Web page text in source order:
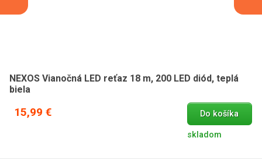
NEXOS Vianočná LED reťaz 18 m, 200 LED diód, teplá
biela
15,99 € Do košíka
skladom